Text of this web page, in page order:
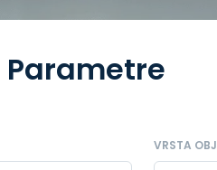
Parametre
VRSTA